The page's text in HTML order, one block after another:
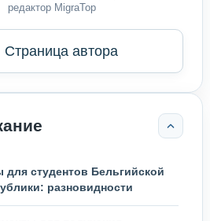
редактор MigraTop
Страница автора
для студентов Бельгийской
разновидности